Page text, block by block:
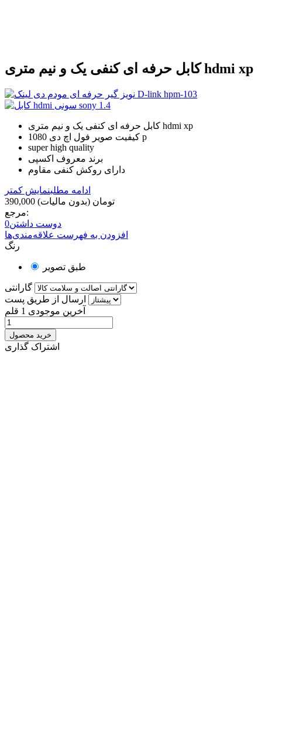
کابل حرفه ای کنفی یک و نیم متری hdmi xp
کابل حرفه ای کنفی یک و نیم متری hdmi xp
کیفیت صویر فول اچ دی 1080 p
super high quality
برند معروف اکسپی
دارای روکش کنفی مقاوم
ادامه مطلبنمایش کمتر
390,000 تومان (بدون مالیات)
مرجع:
دوست داشتن0
افزودن به فهرست علاقه‌مندی‌ها
رنگ
طبق تصویر
گارانتی
ارسال از طریق پست
آخرین موجودی 1 قلم
خرید محصول
اشتراک گذاری